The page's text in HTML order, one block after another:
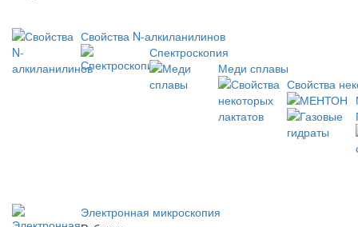
Свойства N-алкиланилинов
Спектроскопия
Меди сплавы
Свойства
Электронная микроскопия